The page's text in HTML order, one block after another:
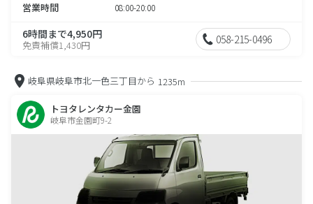
営業時間 08:00-20:00
6時間まで4,950円
免責補償1,430円 058-215-0496
岐阜県岐阜市北一色三丁目から 1235m
トヨタレンタカー金園
岐阜市金園町9-2